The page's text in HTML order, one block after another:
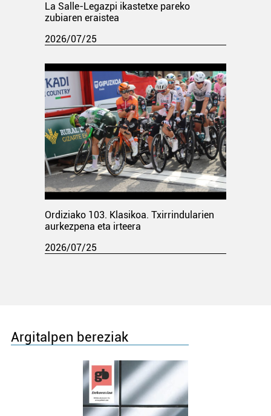
La Salle-Legazpi ikastetxe pareko
zubiaren eraistea
2026/07/25
Ordiziako 103. Klasikoa. Txirrindularien
aurkezpena eta irteera
2026/07/25
Argitalpen bereziak